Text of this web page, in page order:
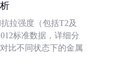
拉强度（包括T2及
标准数据，详细分
比不同状态下的金属